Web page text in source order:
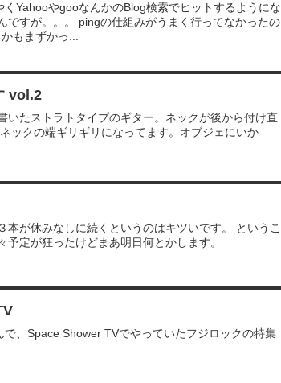
YahooやgooなんかのBlog検索でヒットするようにな
ですが。。。 pingの仕組みがうまく行ってなかったの
もまずかっ...
vol.2
いたストラトタイプのギター。ネックが後から付け直
ックの端ギリギリになってます。オブジェにいか
が休みなしに続くというのはキツいです。 というこ
定が狂ったけどまあ明日何とかします。
、Space Shower TVでやっていたフジロックの特集